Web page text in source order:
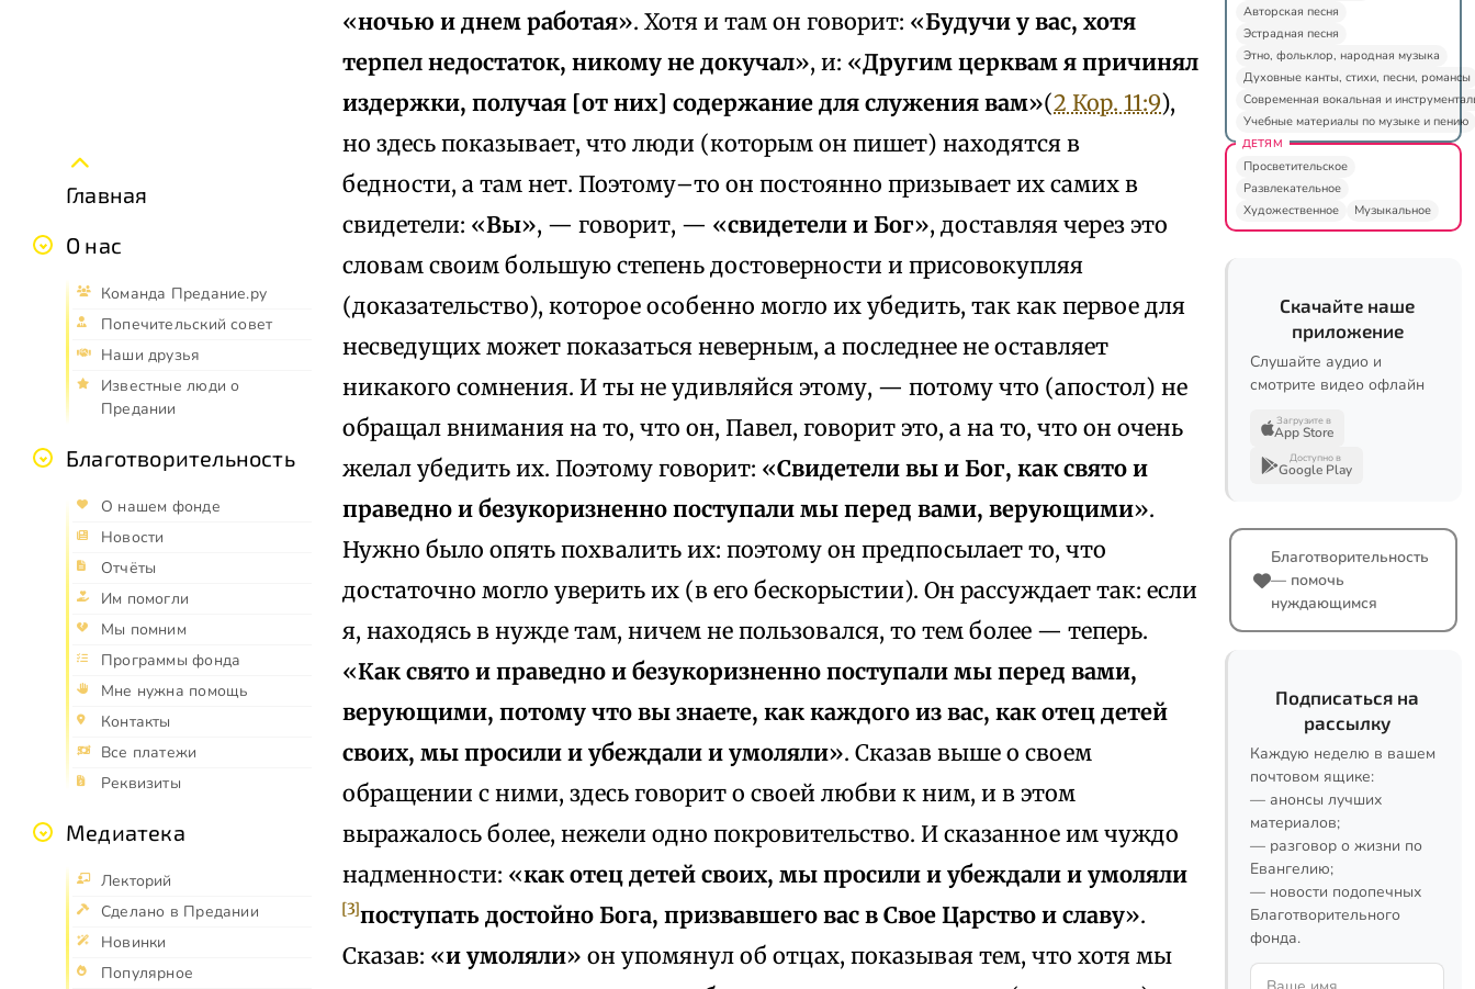
Главная
О нас
Команда Предание.ру
Попечительский совет
Наши друзья
Известные люди о
Предании
Благотворительность
О нашем фонде
Новости
Отчёты
Им помогли
Мы помним
Программы фонда
Мне нужна помощь
Контакты
Все платежи
Реквизиты
Медиатека
Лекторий
Сделано в Предании
Новинки
Популярное
«ночью и днем работая». Хотя и там он говорит: «Будучи у вас, хотя
терпел недостаток, никому не докучал», и: «Другим церквам я причинял
издержки, получая [от них] содержание для служения вам»(2 Кор. 11:9),
но здесь показывает, что люди (которым он пишет) находятся в
бедности, а там нет. Поэтому–то он постоянно призывает их самих в
свидетели: «Вы», — говорит, — «свидетели и Бог», доставляя через это
словам своим большую степень достоверности и присовокупляя
(доказательство), которое особенно могло их убедить, так как первое для
несведущих может показаться неверным, а последнее не оставляет
никакого сомнения. И ты не удивляйся этому, — потому что (апостол) не
обращал внимания на то, что он, Павел, говорит это, а на то, что он очень
желал убедить их. Поэтому говорит: «Свидетели вы и Бог, как свято и
праведно и безукоризненно поступали мы перед вами, верующими».
Нужно было опять похвалить их: поэтому он предпосылает то, что
достаточно могло уверить их (в его бескорыстии). Он рассуждает так: если
я, находясь в нужде там, ничем не пользовался, то тем более — теперь.
«Как свято и праведно и безукоризненно поступали мы перед вами,
верующими, потому что вы знаете, как каждого из вас, как отец детей
своих, мы просили и убеждали и умоляли». Сказав выше о своем
обращении с ними, здесь говорит о своей любви к ним, и в этом
выражалось более, нежели одно покровительство. И сказанное им чуждо
надменности: «как отец детей своих, мы просили и убеждали и умоляли
[3]поступать достойно Бога, призвавшего вас в Свое Царство и славу».
Сказав: «и умоляли» он упомянул об отцах, показывая тем, что хотя мы
Авторская песня
Эстрадная песня
Этно, фольклор, народная музыка
Духовные канты, стихи, песни, романсы
Современная вокальная и
Учебные материалы по музыке и пению
ДЕТЯМ
Просветительское
Развлекательное
Художественное
Музыкальное
Скачайте наше
приложение
Слушайте аудио и
смотрите видео офлайн
Загрузите в
App Store
Доступно в
Google Play
Благотворительность
— помочь
нуждающимся
Подписаться на
рассылку
Каждую неделю в вашем
почтовом ящике:
— анонсы лучших
материалов;
— разговор о жизни по
Евангелию;
— новости подопечных
Благотворительного
фонда.